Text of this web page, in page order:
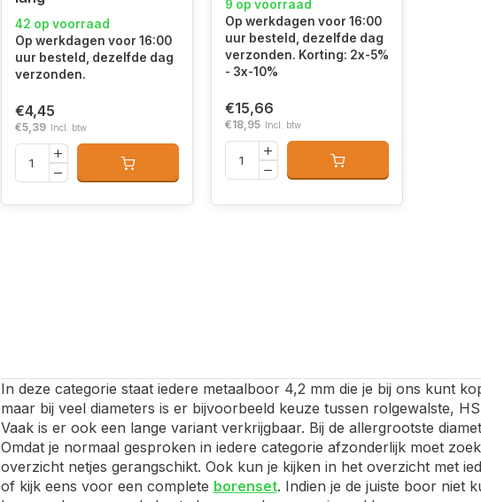
42 op voorraad
Op werkdagen voor 16:00
uur besteld, dezelfde dag
verzonden.
€4,45
€5,39 Incl. btw
9 op voorraad
Op werkdagen voor 16:00
uur besteld, dezelfde dag
verzonden. Korting: 2x-5%
- 3x-10%
€15,66
€18,95 Incl. btw
In deze categorie staat iedere metaalboor 4,2 mm die je bij ons kunt
maar bij veel diameters is er bijvoorbeeld keuze tussen rolgewalste,
Vaak is er ook een lange variant verkrijgbaar. Bij de allergrootste
Omdat je normaal gesproken in iedere categorie afzonderlijk moet
overzicht netjes gerangschikt. Ook kun je kijken in het overzicht met
of kijk eens voor een complete borenset. Indien je de juiste boor niet